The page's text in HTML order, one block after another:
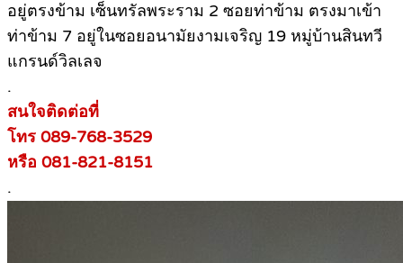
อยู่ตรงข้าม เซ็นทรัลพระราม 2 ซอยท่าข้าม ตรงมาเข้า
ท่าข้าม 7 อยู่ในซอยอนามัยงามเจริญ 19 หมู่บ้านสินทวี
แกรนด์วิลเลจ
.
สนใจติดต่อที่
โทร 089-768-3529
หรือ 081-821-8151
.